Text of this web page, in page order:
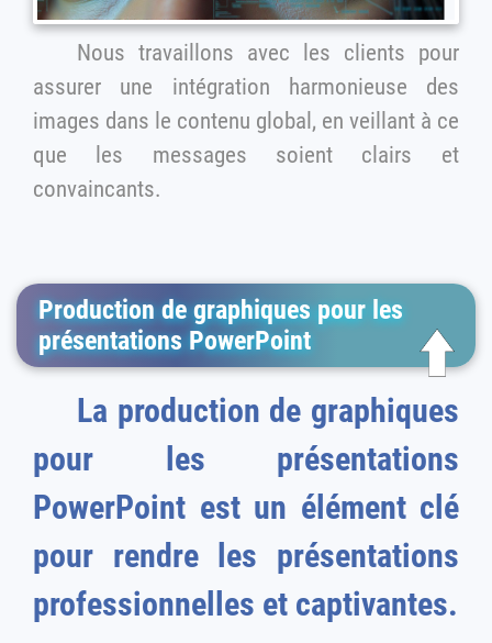
Nous travaillons avec les clients pour
assurer une intégration harmonieuse des
images dans le contenu global, en veillant à ce
que les messages soient clairs et
convaincants.
Production de graphiques pour les
présentations PowerPoint
La production de graphiques
pour les présentations
PowerPoint est un élément clé
pour rendre les présentations
professionnelles et captivantes.